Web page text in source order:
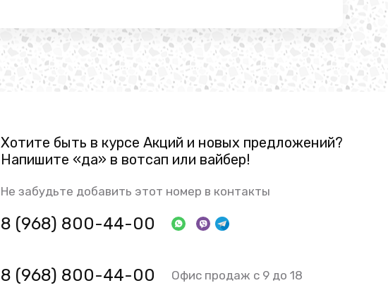
Хотите быть в курсе Акций и новых предложений?
Напишите «да» в вотсап или вайбер!
Не забудьте добавить этот номер в контакты
8 (968) 800-44-00
8 (968) 800-44-00 Офис продаж с 9 до 18